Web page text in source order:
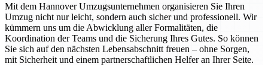
Mit dem Hannover Umzugsunternehmen organisieren Sie Ihren
Umzug nicht nur leicht, sondern auch sicher und professionell. Wir
kümmern uns um die Abwicklung aller Formalitäten, die
Koordination der Teams und die Sicherung Ihres Gutes. So können
Sie sich auf den nächsten Lebensabschnitt freuen – ohne Sorgen,
mit Sicherheit und einem partnerschaftlichen Helfer an Ihrer Seite.